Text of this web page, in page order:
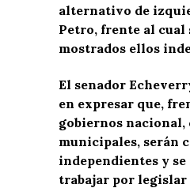
alternativo de
Petro, frente al cual
mostrados ellos
El senador
en expresar que,
gobiernos
municipales, serán
independientes y se
trabajar por legislar